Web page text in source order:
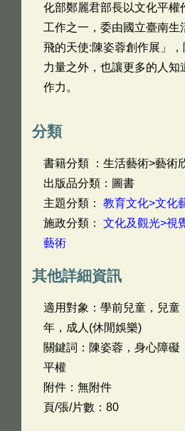
化部鄭麗君部長以文化平權
工作之一，委由國立臺南生
飛的天使:陳姿蓉創作展」
力量之外，也讓更多的人知
作力。
分類
書籍分類 ：生活藝術>藝術
出版品分類：圖書
主題分類： 教育文化>文化
施政分類： 文化及觀光>視
藝術
其他詳細資訊
適用對象：學前兒童，兒童
年，成人(休閒娛樂)
關鍵詞：陳姿蓉，身心障礙
平權
附件：無附件
頁/張/片數：80